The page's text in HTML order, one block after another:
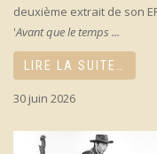
deuxième extrait de son
'Avant que le temps ...
LIRE LA SUITE…
30 juin 2026